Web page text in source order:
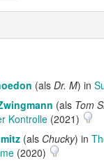
(als Dr. M) in
(als Tom
Kontrolle (2021)
(als Chucky) in
(2020)